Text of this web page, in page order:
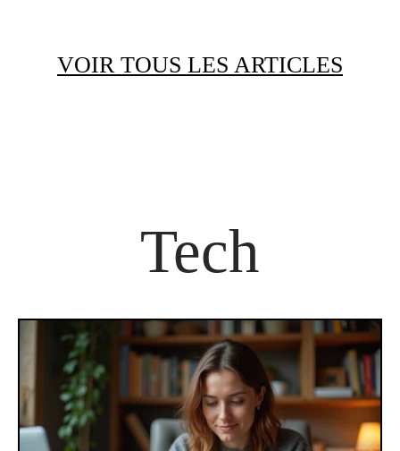
VOIR TOUS LES ARTICLES
Tech